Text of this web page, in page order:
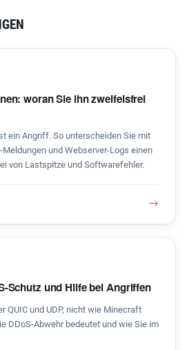
woran Sie ihn zweifelsfrei
ein Angriff. So unterscheiden Sie mit
und Webserver-Logs einen
von Lastspitze und Softwarefehler.
→
Schutz und Hilfe bei Angriffen
QUIC und UDP, nicht wie Minecraft
DDoS-Abwehr bedeutet und wie Sie im